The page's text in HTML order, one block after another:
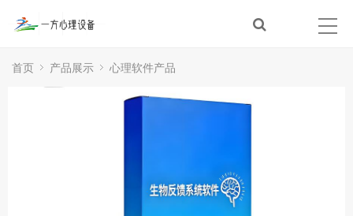
首页 产品展示 心理软件产品